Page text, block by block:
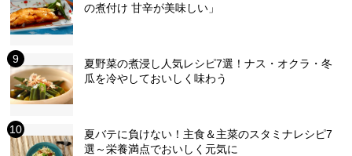
の煮付け 甘辛が美味しい」
夏野菜の煮浸し人気レシピ7選！ナス・オクラ・冬
瓜を冷やしておいしく味わう
夏バテに負けない！主食＆主菜のスタミナレシピ7
選～栄養満点でおいしく元気に